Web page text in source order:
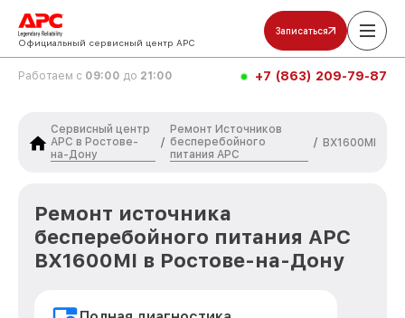
Официальный сервисный центр APC
Записаться
Работаем с 09:00 до 21:00 +7 (863) 209-79-87
Сервисный центр
APC в Ростове-
на-Дону
/
Ремонт Источников
бесперебойного
питания APC
/ BX1600MI
Ремонт источника
бесперебойного питания APC
BX1600MI в Ростове-на-Дону